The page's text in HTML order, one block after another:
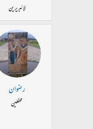
لائبریرین
رضوان
محفلین